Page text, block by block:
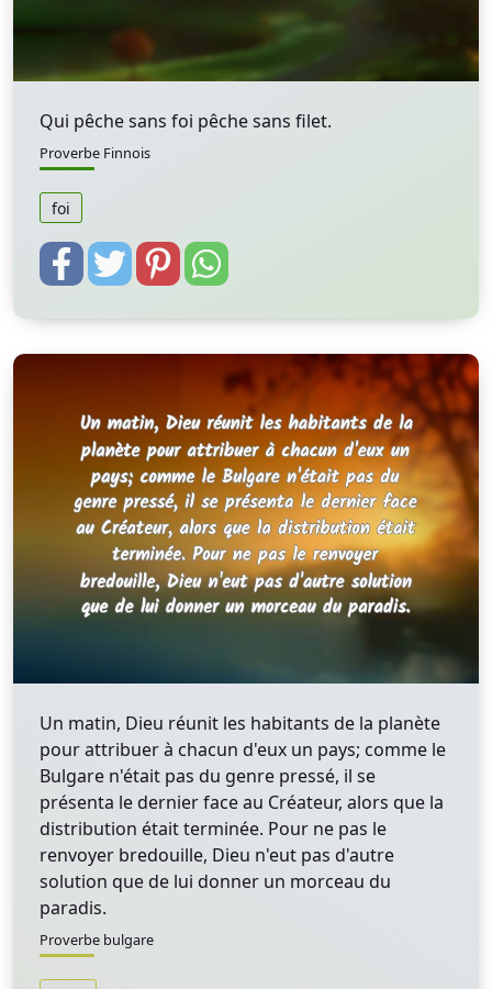
Qui pêche sans foi pêche sans filet.
Proverbe Finnois
foi
Un matin, Dieu réunit les habitants de la planète
pour attribuer à chacun d'eux un pays; comme le
Bulgare n'était pas du genre pressé, il se
présenta le dernier face au Créateur, alors que la
distribution était terminée. Pour ne pas le
renvoyer bredouille, Dieu n'eut pas d'autre
solution que de lui donner un morceau du
paradis.
Proverbe bulgare